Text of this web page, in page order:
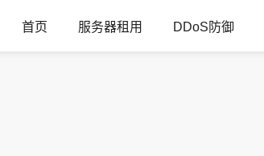
首页 服务器租用 DDoS防御